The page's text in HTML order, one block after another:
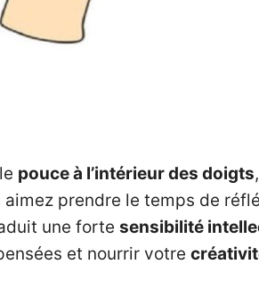
pouce à l’intérieur des doigts
aimez prendre le temps de
une forte sensibilité
et nourrir votre